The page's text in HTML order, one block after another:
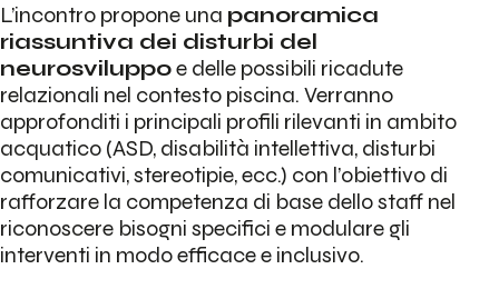
L’incontro propone una panoramica
riassuntiva dei disturbi del
neurosviluppoe delle possibili ricadute
relazionali nel contesto piscina. Verranno
approfonditi i principali profili rilevanti in ambito
acquatico (ASD, disabilità intellettiva, disturbi
comunicativi, stereotipie, ecc.) con l’obiettivo di
rafforzare la competenza di base dello staff nel
riconoscere bisogni specifici e modulare gli
interventi in modo efficace e inclusivo.